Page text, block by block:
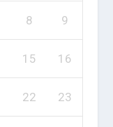
8 9
15 16
22 23